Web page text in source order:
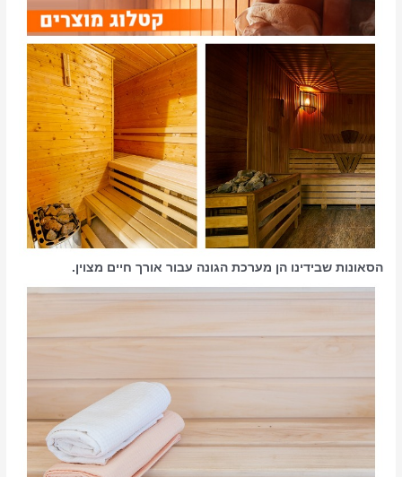
הסאונות שבידינו הן מערכת הגונה עבור אורך חיים מצוין.